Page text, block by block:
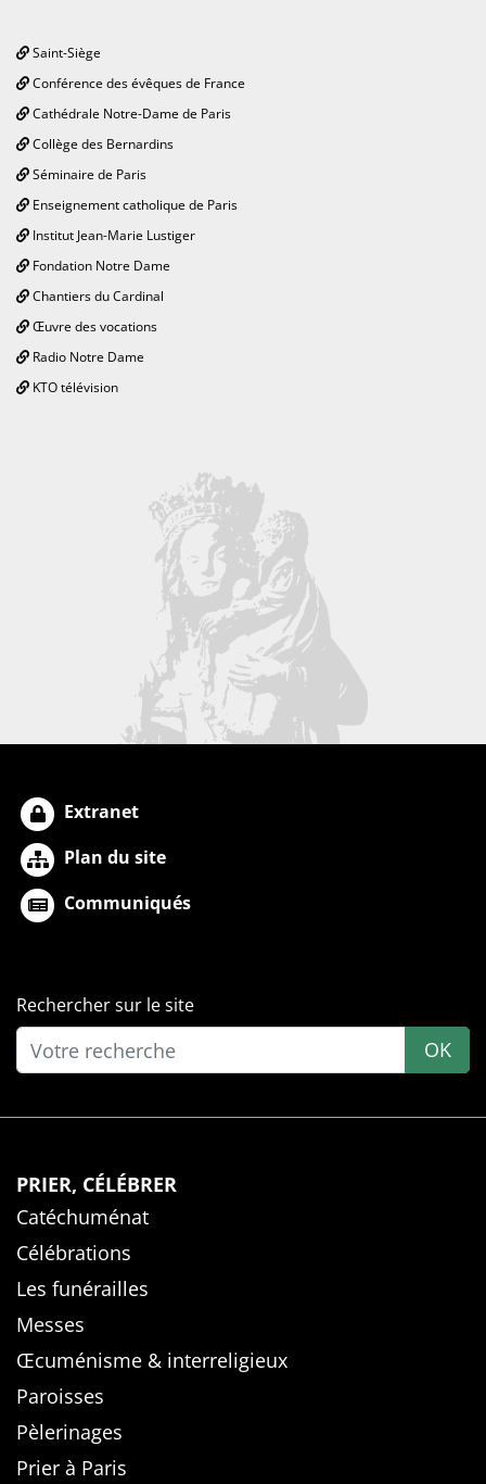
Saint-Siège
Conférence des évêques de France
Cathédrale Notre-Dame de Paris
Collège des Bernardins
Séminaire de Paris
Enseignement catholique de Paris
Institut Jean-Marie Lustiger
Fondation Notre Dame
Chantiers du Cardinal
Œuvre des vocations
Radio Notre Dame
KTO télévision
Extranet
Plan du site
Communiqués
Rechercher sur le site
OK
PRIER, CÉLÉBRER
Catéchuménat
Célébrations
Les funérailles
Messes
Œcuménisme & interreligieux
Paroisses
Pèlerinages
Prier à Paris